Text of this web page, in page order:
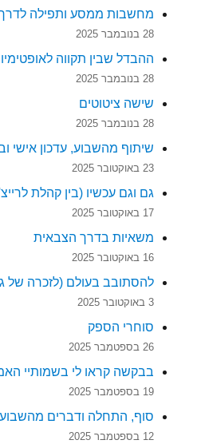
מחשבות ממסע ותפילה
28 בנובמבר 2025
ההבדל שבין תקווה
28 בנובמבר 2025
שישה ציטוטים
28 בנובמבר 2025
שיתוף מהשבוע, עדכון אישי
23 באוקטובר 2025
גם וגם עכשיו (בין קהלת
17 באוקטובר 2025
משאיות בדרך הצבאית
16 באוקטובר 2025
להסתובב בעולם (לזכרה של
3 באוקטובר 2025
סוחרי הספק
26 בספטמבר 2025
בבקשה קראו לי בשמותיי
19 בספטמבר 2025
סוף, התחלה ודברים מהשבוע
12 בספטמבר 2025